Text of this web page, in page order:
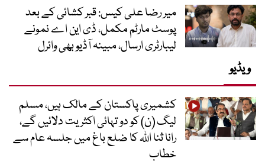
میر رضا علی کیس: قبر کشائی کے بعد
پوسٹ مارٹم مکمل، ڈی این اے نمونے
لیبارٹری ارسال، مبینہ آڈیو بھی وائرل
ویڈیو
کشمیری پاکستان کے مالک ہیں، مسلم
لیگ (ن) کو دو تہائی اکثریت دلائیں گے،
رانا ثنا اللہ کا ضلع باغ میں جلسہ عام سے
خطاب